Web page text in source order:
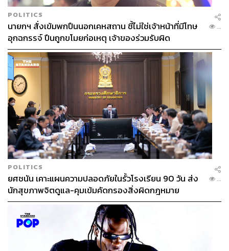
POLITICS
นายกฯ สั่งเข้มพกปืนนอกเคหสถาน ชี้ไม่ใช่เจ้าหน้าที่มีโทษ
อุกฉกรรจ์ ปืนถูกขโมยก่อเหตุ เจ้าของร่วมรับผิด
...
POLITICS
ยศชนัน เคาะแผนความปลอดภัยในรั้วโรงเรียน 90 วัน ส่ง
นักสุขภาพจิตดูแล-คุมเข้มคัดกรองสิ่งผิดกฎหมาย
...